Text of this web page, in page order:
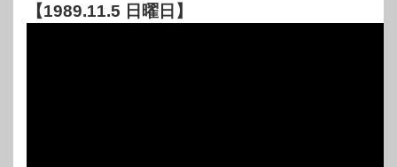
【1989.11.5 日曜日】